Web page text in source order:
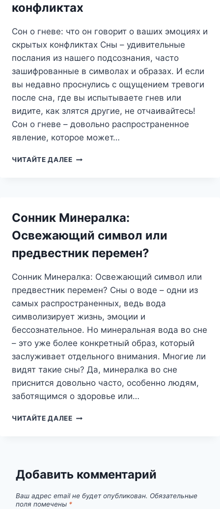
конфликтах
Сон о гневе: что он говорит о ваших эмоциях и
скрытых конфликтах Сны – удивительные
послания из нашего подсознания, часто
зашифрованные в символах и образах. И если
вы недавно проснулись с ощущением тревоги
после сна, где вы испытываете гнев или
видите, как злятся другие, не отчаивайтесь!
Сон о гневе – довольно распространенное
явление, которое может…
ЧИТАЙТЕ ДАЛЕЕСОН
О
ВАШИХ
ЭМОЦИЯХ
И
СКРЫТЫХ
Сонник Минералка:
Освежающий символ или
предвестник перемен?
Сонник Минералка: Освежающий символ или
предвестник перемен? Сны о воде – одни из
самых распространенных, ведь вода
символизирует жизнь, эмоции и
бессознательное. Но минеральная вода во сне
– это уже более конкретный образ, который
заслуживает отдельного внимания. Многие ли
видят такие сны? Да, минералка во сне
приснится довольно часто, особенно людям,
заботящимся о здоровье или…
ЧИТАЙТЕ ДАЛЕЕСОННИК
ПЕРЕМЕН?
Добавить комментарий
Ваш адрес email не будет опубликован. Обязательные
поля помечены *